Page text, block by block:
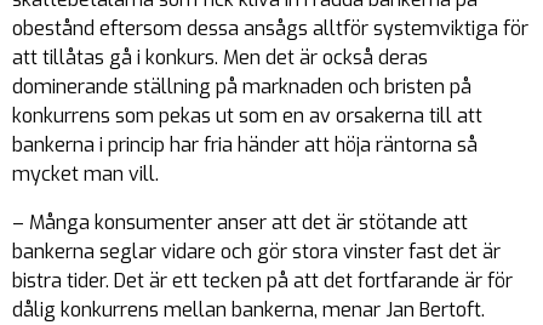
obestånd eftersom dessa ansågs alltför systemviktiga för
att tillåtas gå i konkurs. Men det är också deras
dominerande ställning på marknaden och bristen på
konkurrens som pekas ut som en av orsakerna till att
bankerna i princip har fria händer att höja räntorna så
mycket man vill.
– Många konsumenter anser att det är stötande att
bankerna seglar vidare och gör stora vinster fast det är
bistra tider. Det är ett tecken på att det fortfarande är för
dålig konkurrens mellan bankerna, menar Jan Bertoft.